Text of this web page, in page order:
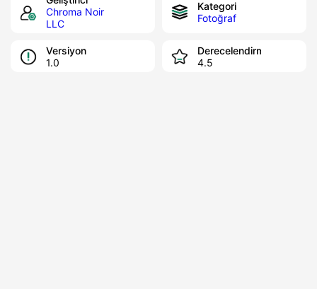
Chroma Noir
LLC
Kategori
Fotoğraf
Versiyon
1.0
Derecelendirme
4.5